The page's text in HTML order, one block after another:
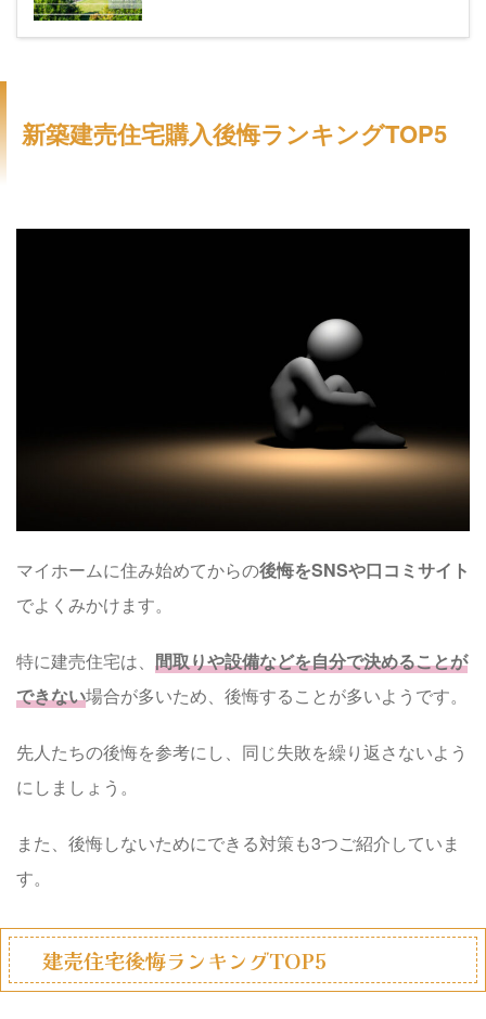
新築建売住宅購入後悔ランキングTOP5
マイホームに住み始めてからの後悔をSNSや口コミサイト
でよくみかけます。
特に建売住宅は、 間取りや設備などを自分で決めることが
できない場合が多いため、後悔することが多いようです。
先人たちの後悔を参考にし、同じ失敗を繰り返さないよう
にしましょう。
また、後悔しないためにできる対策も3つご紹介していま
す。
建売住宅後悔ランキングTOP5